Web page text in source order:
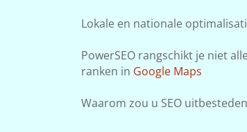
Lokale en nationale
PowerSEO rangschikt je niet
ranken in Google Maps
Waarom zou u SEO